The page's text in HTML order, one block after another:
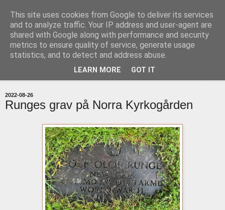
uddevallabloggen.se
med stort och smått från Uddevallas horisont
2022-08-26
Runges grav på Norra Kyrkogården
This site uses cookies from Google to deliver its services
and to analyze traffic. Your IP address and user-agent are
shared with Google along with performance and security
metrics to ensure quality of service, generate usage
statistics, and to detect and address abuse.
LEARN MORE GOT IT